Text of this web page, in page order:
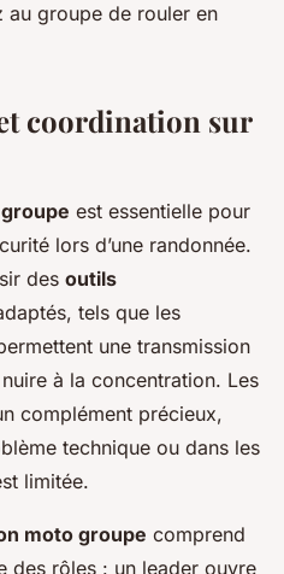
au groupe de rouler en
coordination sur
est essentielle pour
lors d’une randonnée.
des outils
tels que les
une transmission
à la concentration. Les
complément précieux,
technique ou dans les
limitée.
moto groupe comprend
des rôles : un leader ouvre